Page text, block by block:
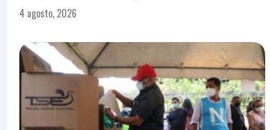
4 agosto, 2026